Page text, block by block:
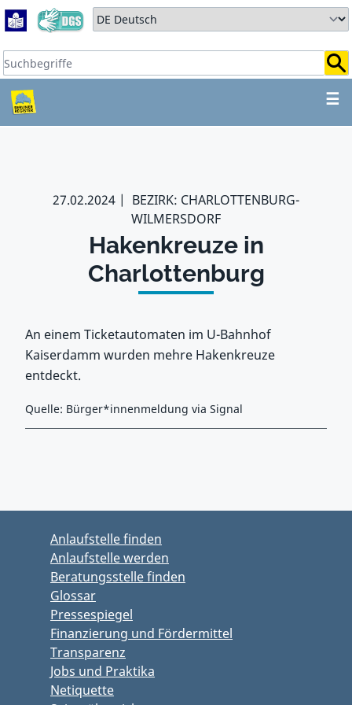
Zum Hauptbereich springen
Zum Hauptmenü springen
Sprache auswählen:
Suchbegriffe:
☰
ZUM HAUPTBEREICH
27.02.2024
BEZIRK: CHARLOTTENBURG-
WILMERSDORF
Hakenkreuze in
Charlottenburg
An einem Ticketautomaten im U-Bahnhof
Kaiserdamm wurden mehre Hakenkreuze
entdeckt.
Quelle: Bürger*innenmeldung via Signal
Anlaufstelle finden
Anlaufstelle werden
Beratungsstelle finden
Glossar
Pressespiegel
Finanzierung und Fördermittel
Transparenz
Jobs und Praktika
Netiquette